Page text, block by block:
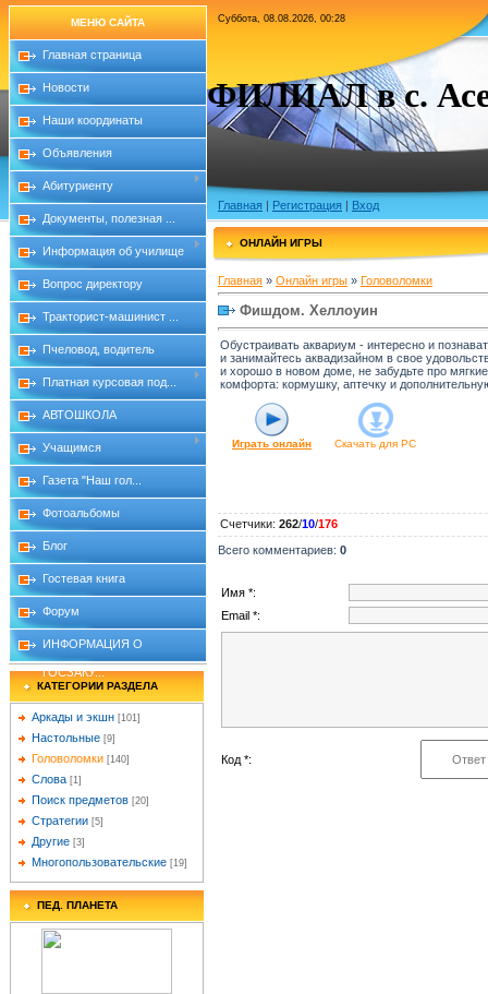
МЕНЮ САЙТА
Главная страница
Новости
Наши координаты
Объявления
Абитуриенту
Документы, полезная ...
Информация об училище
Вопрос директору
Тракторист-машинист ...
Пчеловод, водитель
Платная курсовая под...
АВТОШКОЛА
Учащимся
Газета "Наш гол...
Фотоальбомы
Блог
Гостевая книга
Форум
ИНФОРМАЦИЯ О
ГОСЗАКУ...
КАТЕГОРИИ РАЗДЕЛА
Аркады и экшн [101]
Настольные [9]
Головоломки [140]
Слова [1]
Поиск предметов [20]
Стратегии [5]
Другие [3]
Многопользовательские [19]
ПЕД. ПЛАНЕТА
Суббота, 08.08.2026, 00:28
ФИЛИАЛ в с.
Главная | Регистрация | Вход
ОНЛАЙН ИГРЫ
Главная » Онлайн игры » Головоломки
Фишдом. Хеллоуин
Обустраивать аквариум - интересно и
и занимайтесь аквадизайном в свое
и хорошо в новом доме, не забудьте про
комфорта: кормушку, аптечку и
Играть онлайн Скачать для PC
Счетчики: 262/10/176
Всего комментариев: 0
Имя *:
Email *:
Код *: